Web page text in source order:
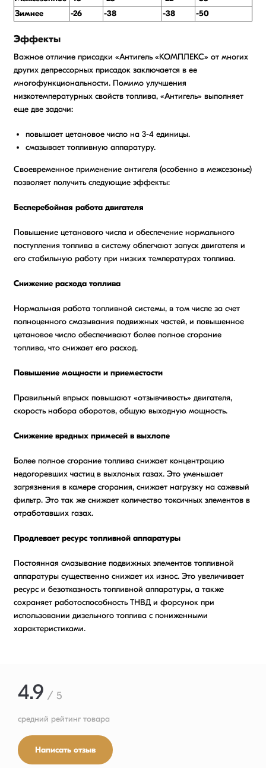
Зимнее
-26 -38 -38 -50
Эффекты
Важное отличие присадки «Антигель «КОМПЛЕКС» от многих
других депрессорных присадок заключается в ее
многофункциональности. Помимо улучшения
низкотемпературных свойств топлива, «Антигель» выполняет
еще две задачи:
повышает цетановое число на 3-4 единицы.
смазывает топливную аппаратуру.
Своевременное применение антигеля (особенно в межсезонье)
позволяет получить следующие эффекты:
Бесперебойная работа двигателя
Повышение цетанового числа и обеспечение нормального
поступления топлива в систему облегчают запуск двигателя и
его стабильную работу при низких температурах топлива.
Снижение расхода топлива
Нормальная работа топливной системы, в том числе за счет
полноценного смазывания подвижных частей, и повышенное
цетановое число обеспечивают более полное сгорание
топлива, что снижает его расход.
Повышение мощности и приеместости
Правильный впрыск повышают «отзывчивость» двигателя,
скорость набора оборотов, общую выходную мощность.
Снижение вредных примесей в выхлопе
Более полное сгорание топлива снижает концентрацию
недогоревших частиц в выхлоных газах. Это уменьшает
загрязнения в камере сгорания, снижает нагрузку на сажевый
фильтр. Это так же снижает количество токсичных элементов в
отработавших газах.
Продлевает ресурс топливной аппаратуры
Постоянная смазывание подвижных элементов топливной
аппаратуры существенно снижает их износ. Это увеличивает
ресурс и безотказность топливной аппаратуры, а также
сохраняет работоспособность ТНВД и форсунок при
использовании дизельного топлива с пониженными
характеристиками.
4.9 / 5
средний рейтинг товара
Написать отзыв